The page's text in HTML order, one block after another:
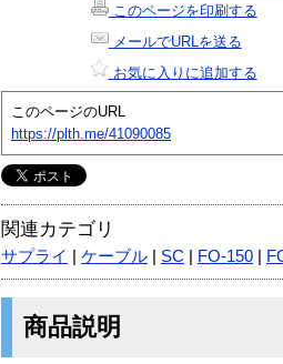
このページを印刷する
メールでURLを送る
お気に入りに追加する
このページのURL
https://plth.me/41090085
関連カテゴリ
サプライ ケーブル SC FO-150
商品説明